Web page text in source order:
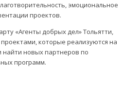
эмоциональное
проектов. ⠀
«Агенты добрых дел» Тольятти,
которые реализуются на
найти новых партнеров по
программ.